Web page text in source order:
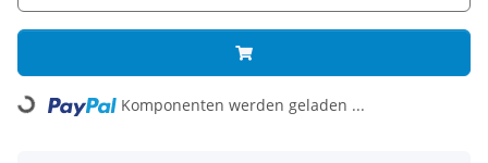
Loading... Komponenten werden geladen ...